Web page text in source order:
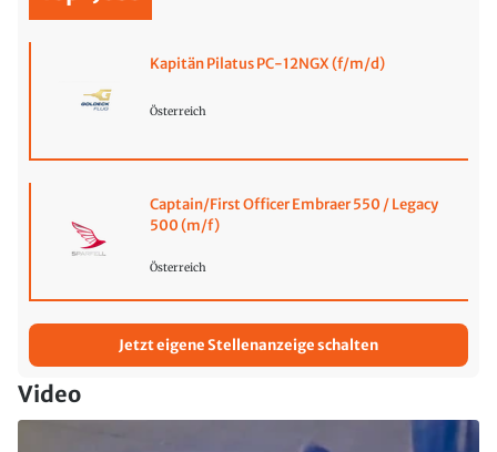
Kapitän Pilatus PC-12NGX (f/m/d)
Österreich
Captain/First Officer Embraer 550 / Legacy
500 (m/f)
Österreich
Jetzt eigene Stellenanzeige schalten
Video